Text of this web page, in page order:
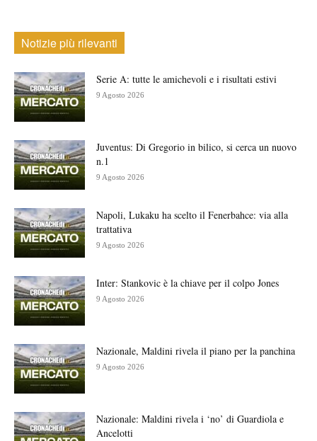
Notizie più rilevanti
Serie A: tutte le amichevoli e i risultati estivi
9 Agosto 2026
Juventus: Di Gregorio in bilico, si cerca un nuovo
n.1
9 Agosto 2026
Napoli, Lukaku ha scelto il Fenerbahce: via alla
trattativa
9 Agosto 2026
Inter: Stankovic è la chiave per il colpo Jones
9 Agosto 2026
Nazionale, Maldini rivela il piano per la panchina
9 Agosto 2026
Nazionale: Maldini rivela i ‘no’ di Guardiola e
Ancelotti